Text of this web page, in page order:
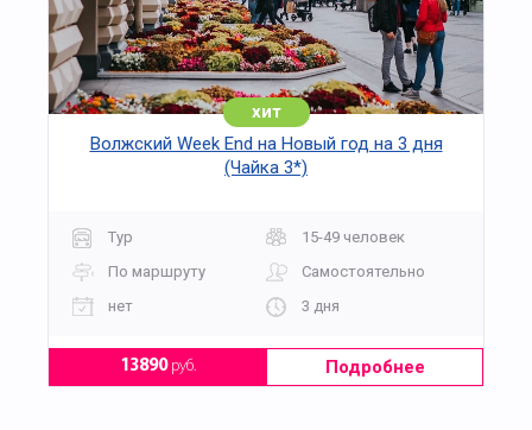
хит
Волжский Week End на Новый год на 3 дня
(Чайка 3*)
Тур
15-49 человек
По маршруту
Самостоятельно
нет
3 дня
13890руб. Подробнее